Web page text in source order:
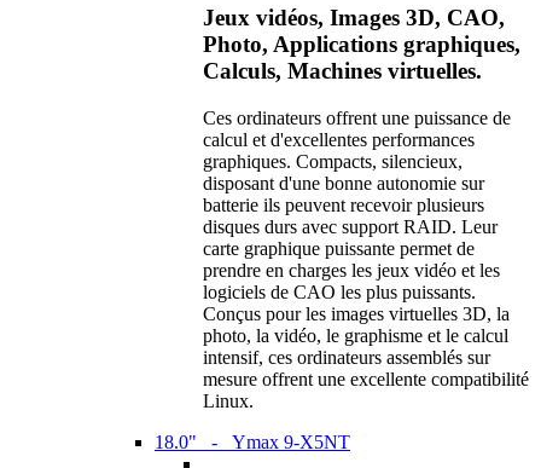
Jeux vidéos, Images 3D, CAO,
Photo, Applications graphiques,
Calculs, Machines virtuelles.
Ces ordinateurs offrent une puissance de
calcul et d'excellentes performances
graphiques. Compacts, silencieux,
disposant d'une bonne autonomie sur
batterie ils peuvent recevoir plusieurs
disques durs avec support RAID. Leur
carte graphique puissante permet de
prendre en charges les jeux vidéo et les
logiciels de CAO les plus puissants.
Conçus pour les images virtuelles 3D, la
photo, la vidéo, le graphisme et le calcul
intensif, ces ordinateurs assemblés sur
mesure offrent une excellente compatibilité
Linux.
18.0" - Ymax 9-X5NT